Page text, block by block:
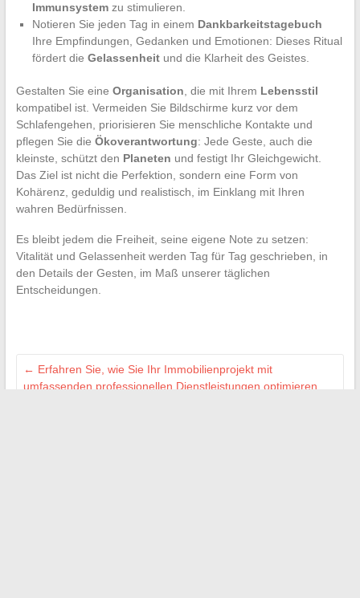
Immunsystemzu stimulieren.
Notieren Sie jeden Tag in einem Dankbarkeitstagebuch
Ihre Empfindungen, Gedanken und Emotionen: Dieses Ritual
fördert die Gelassenheitund die Klarheit des Geistes.
Gestalten Sie eine Organisation , die mit Ihrem Lebensstil
kompatibel ist. Vermeiden Sie Bildschirme kurz vor dem
Schlafengehen, priorisieren Sie menschliche Kontakte und
pflegen Sie die Ökoverantwortung: Jede Geste, auch die
kleinste, schützt den Planeten und festigt Ihr Gleichgewicht.
Das Ziel ist nicht die Perfektion, sondern eine Form von
Kohärenz, geduldig und realistisch, im Einklang mit Ihren
wahren Bedürfnissen.
Es bleibt jedem die Freiheit, seine eigene Note zu setzen:
Vitalität und Gelassenheit werden Tag für Tag geschrieben, in
den Details der Gesten, im Maß unserer täglichen
Entscheidungen.
← Erfahren Sie, wie Sie Ihr Immobilienprojekt mit
umfassenden professionellen Dienstleistungen optimieren